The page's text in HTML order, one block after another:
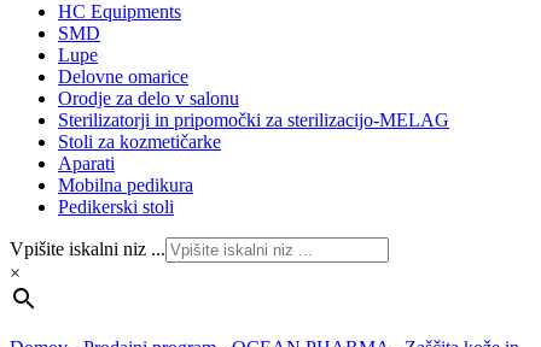
HC Equipments
SMD
Lupe
Delovne omarice
Orodje za delo v salonu
Sterilizatorji in pripomočki za sterilizacijo-MELAG
Stoli za kozmetičarke
Aparati
Mobilna pedikura
Pedikerski stoli
Vpišite iskalni niz ...
×